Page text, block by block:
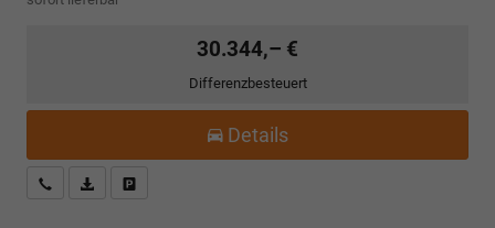
30.344,– €
Differenzbesteuert
Details
Kostenloser Rückruf-Service
PDF-Datei, Fahrzeugexposé drucken